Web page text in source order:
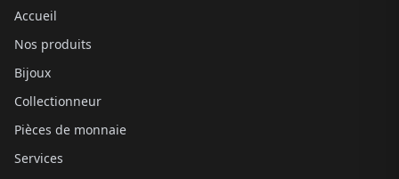
Accueil
Nos produits
Bijoux
Collectionneur
Pièces de monnaie
Services